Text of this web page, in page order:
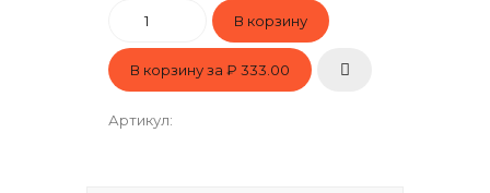
В корзину за ₽ 333.00
Артикул: